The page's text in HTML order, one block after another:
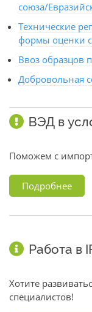
союза/
Технические
формы оценки
Ввоз образцов
Добровольная
ВЭД в
Поможем с
Подробнее
Работа в
Хотите
специалистов!